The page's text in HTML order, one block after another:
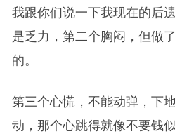
我跟你们说一下我现在的后
是乏力，第二个胸闷，但做
的。
第三个心慌，不能动弹，下
动，那个心跳得就像不要钱